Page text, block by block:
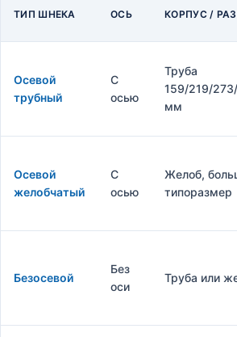
ТИП ШНЕКА ОСЬ КОРПУС /
Осевой
трубный
С
осью
Труба
159/219/
мм
Осевой
желобчатый
С
осью
Желоб,
типоразмер
Безосевой
Без
оси
Труба или